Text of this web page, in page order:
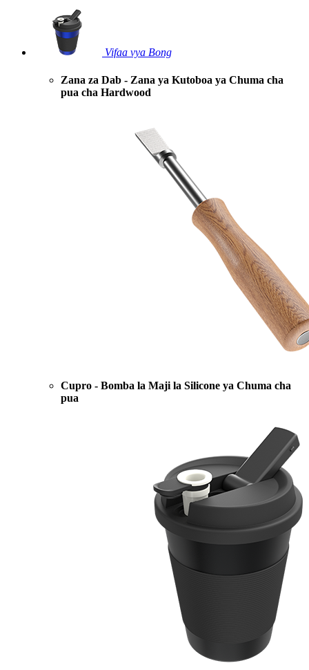
Vifaa vya Bong
Zana za Dab - Zana ya Kutoboa ya Chuma cha
pua cha Hardwood
Cupro - Bomba la Maji la Silicone ya Chuma cha
pua